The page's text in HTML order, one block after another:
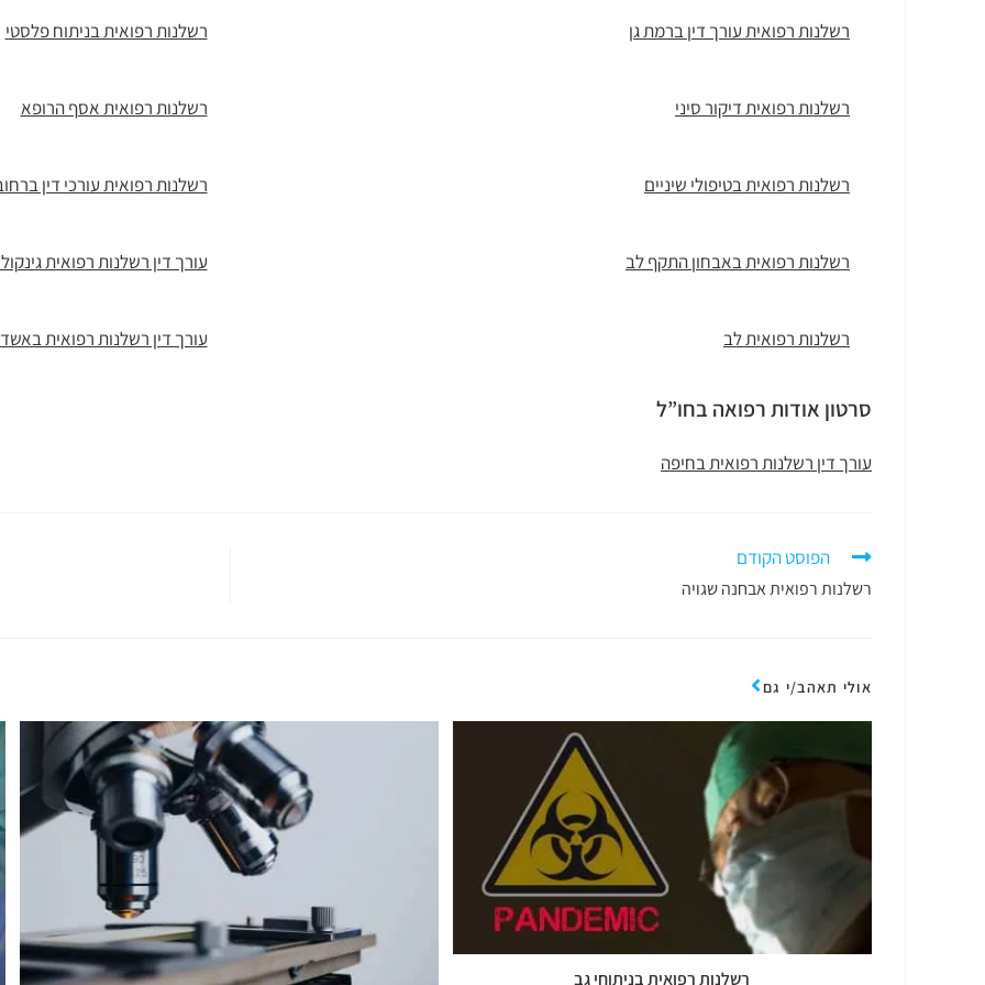
רשלנות רפואית עורך דין ברמת גן רשלנות רפואית בניתוח פלסטי
רשלנות רפואית דיקור סיני רשלנות רפואית אסף הרופא
רשלנות רפואית בטיפולי שיניים רשלנות רפואית עורכי דין
רשלנות רפואית באבחון התקף לב עורך דין רשלנות רפואית
רשלנות רפואית לב עורך דין רשלנות רפואית
סרטון אודות רפואה בחו”ל
עורך דין רשלנות רפואית בחיפה
הפוסט הקודם
רשלנות רפואית אבחנה שגויה
אולי תאהב/י גם
רשלנות רפואית בניתוחי גב